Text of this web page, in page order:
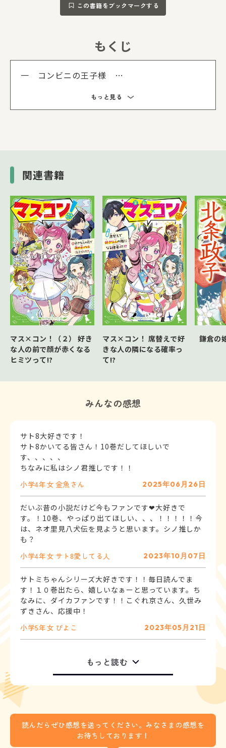
この書籍をブックマークする
もくじ
一 コンビニの王子様
三 どこの国でもない国
八 シモウサ王国観光ツアー
九 究極すぎる選択肢
十 この夢の行方
十一 ゴムボートの王子様
十二 やっと会えたけど
十三 それでもやっぱりサプライズ
十四 未来へディジュリドゥ
十五 アルバイトの成果
十六 災い転じて福とナス
あとがき
もっと見る
関連書籍
マス×コン！（２） 好き
な人の前で顔が赤くなる
ヒミツって!?
マス×コン！ 席替えで好
きな人の隣になる確率っ
て!?
鎌倉の
みんなの感想
サト8大好きです！
サト8かいてる皆さん！10巻だしてほしいで
す、、、、、
ちなみに私はシノ君推しです！！
小学4年女 金魚さん 2025年06月26日
だいぶ昔の小説だけど今もファンです❤大好きで
す。！10巻、やっぱり出てほしい、、、！！！！！今
は、ネオ里見八犬伝を見ようと思います。シノ推しか
も？
小学4年女 サト8愛してる人 2023年10月07日
サトミちゃんシリーズ大好きです！！毎日読んでま
す！１０巻出たら、嬉しいなぁーと思っています。ち
なみに、ダイカファンです！！こぐれ京さん、久世み
ずきさん、応援中！
小学5年女 ぴよこ 2023年05月21日
もっと読む
読んだらぜひ感想を送ってください。みなさまの感想を
お待ちしております！